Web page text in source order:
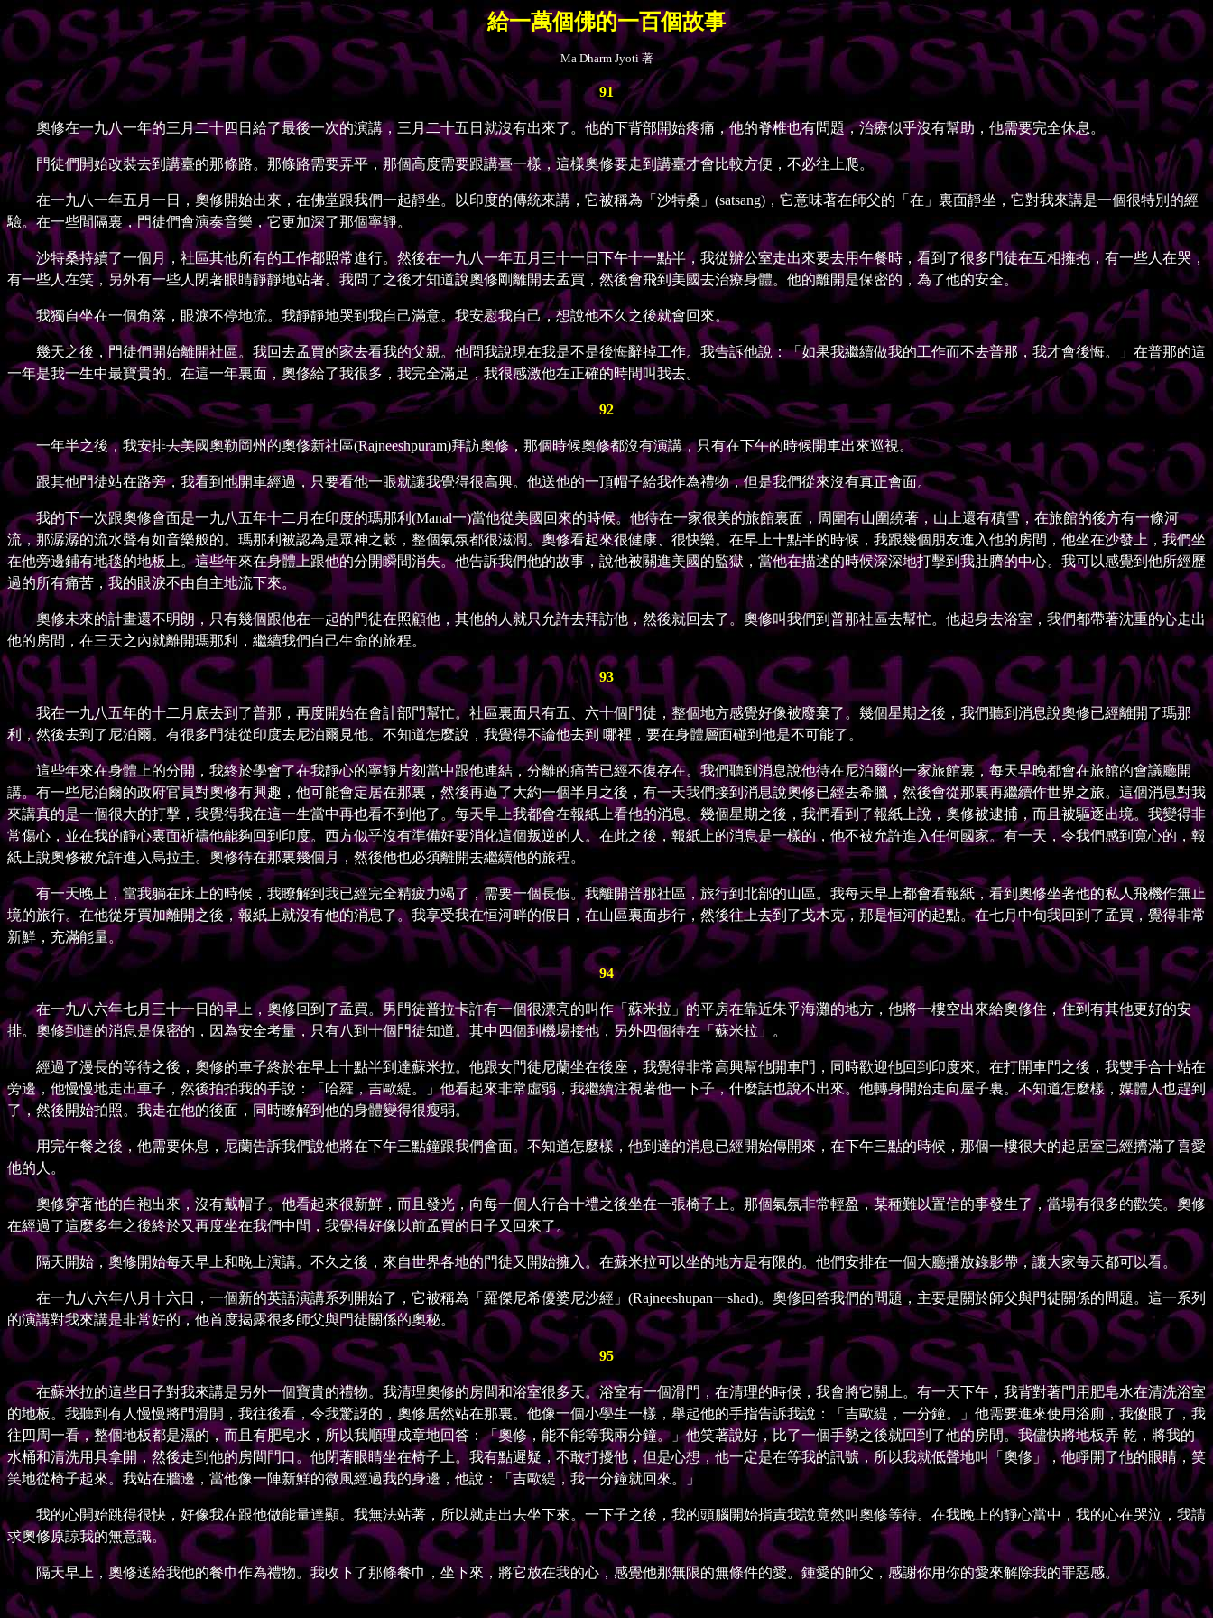
給一萬個佛的一百個故事
Ma Dharm Jyoti 著
91
奧修在一九八一年的三月二十四日給了最後一次的演講，三月二十五日就沒有出來了。他的下背部開始疼痛，他的脊椎也有問題，治療似乎沒有幫助，他需要完全休息。
門徒們開始改裝去到講臺的那條路。那條路需要弄平，那個高度需要跟講臺一樣，這樣奧修要走到講臺才會比較方便，不必往上爬。
在一九八一年五月一日，奧修開始出來，在佛堂跟我們一起靜坐。以印度的傳統來講，它被稱為「沙特桑」(satsang)，它意味著在師父的「在」裏面靜坐，它對我來講是一個很特別的經
驗。在一些間隔裏，門徒們會演奏音樂，它更加深了那個寧靜。
沙特桑持續了一個月，社區其他所有的工作都照常進行。然後在一九八一年五月三十一日下午十一點半，我從辦公室走出來要去用午餐時，看到了很多門徒在互相擁抱，有一些人在哭，
有一些人在笑，另外有一些人閉著眼睛靜靜地站著。我問了之後才知道說奧修剛離開去孟買，然後會飛到美國去治療身體。他的離開是保密的，為了他的安全。
我獨自坐在一個角落，眼淚不停地流。我靜靜地哭到我自己滿意。我安慰我自己，想說他不久之後就會回來。
幾天之後，門徒們開始離開社區。我回去孟買的家去看我的父親。他問我說現在我是不是後悔辭掉工作。我告訴他說：「如果我繼續做我的工作而不去普那，我才會後悔。」在普那的這
一年是我一生中最寶貴的。在這一年裏面，奧修給了我很多，我完全滿足，我很感激他在正確的時間叫我去。
92
一年半之後，我安排去美國奧勒岡州的奧修新社區(Rajneeshpuram)拜訪奧修，那個時候奧修都沒有演講，只有在下午的時候開車出來巡視。
跟其他門徒站在路旁，我看到他開車經過，只要看他一眼就讓我覺得很高興。他送他的一頂帽子給我作為禮物，但是我們從來沒有真正會面。
我的下一次跟奧修會面是一九八五年十二月在印度的瑪那利(Manal一)當他從美國回來的時候。他待在一家很美的旅館裏面，周圍有山圍繞著，山上還有積雪，在旅館的後方有一條河
流，那潺潺的流水聲有如音樂般的。瑪那利被認為是眾神之穀，整個氣氛都很滋潤。奧修看起來很健康、很快樂。在早上十點半的時候，我跟幾個朋友進入他的房間，他坐在沙發上，我們坐
在他旁邊鋪有地毯的地板上。這些年來在身體上跟他的分開瞬間消失。他告訴我們他的故事，說他被關進美國的監獄，當他在描述的時候深深地打擊到我肚臍的中心。我可以感覺到他所經歷
過的所有痛苦，我的眼淚不由自主地流下來。
奧修未來的計畫還不明朗，只有幾個跟他在一起的門徒在照顧他，其他的人就只允許去拜訪他，然後就回去了。奧修叫我們到普那社區去幫忙。他起身去浴室，我們都帶著沈重的心走出
他的房間，在三天之內就離開瑪那利，繼續我們自己生命的旅程。
93
我在一九八五年的十二月底去到了普那，再度開始在會計部門幫忙。社區裏面只有五、六十個門徒，整個地方感覺好像被廢棄了。幾個星期之後，我們聽到消息說奧修已經離開了瑪那
利，然後去到了尼泊爾。有很多門徒從印度去尼泊爾見他。不知道怎麼說，我覺得不論他去到 哪裡，要在身體層面碰到他是不可能了。
這些年來在身體上的分開，我終於學會了在我靜心的寧靜片刻當中跟他連結，分離的痛苦已經不復存在。我們聽到消息說他待在尼泊爾的一家旅館裏，每天早晚都會在旅館的會議廳開
講。有一些尼泊爾的政府官員對奧修有興趣，他可能會定居在那裏，然後再過了大約一個半月之後，有一天我們接到消息說奧修已經去希臘，然後會從那裏再繼續作世界之旅。這個消息對我
來講真的是一個很大的打擊，我覺得我在這一生當中再也看不到他了。每天早上我都會在報紙上看他的消息。幾個星期之後，我們看到了報紙上說，奧修被逮捕，而且被驅逐出境。我變得非
常傷心，並在我的靜心裏面祈禱他能夠回到印度。西方似乎沒有準備好要消化這個叛逆的人。在此之後，報紙上的消息是一樣的，他不被允許進入任何國家。有一天，令我們感到寬心的，報
紙上說奧修被允許進入烏拉圭。奧修待在那裏幾個月，然後他也必須離開去繼續他的旅程。
有一天晚上，當我躺在床上的時候，我瞭解到我已經完全精疲力竭了，需要一個長假。我離開普那社區，旅行到北部的山區。我每天早上都會看報紙，看到奧修坐著他的私人飛機作無止
境的旅行。在他從牙買加離開之後，報紙上就沒有他的消息了。我享受我在恒河畔的假日，在山區裏面步行，然後往上去到了戈木克，那是恒河的起點。在七月中旬我回到了孟買，覺得非常
新鮮，充滿能量。
94
在一九八六年七月三十一日的早上，奧修回到了孟買。男門徒普拉卡許有一個很漂亮的叫作「蘇米拉」的平房在靠近朱乎海灘的地方，他將一樓空出來給奧修住，住到有其他更好的安
排。奧修到達的消息是保密的，因為安全考量，只有八到十個門徒知道。其中四個到機場接他，另外四個待在「蘇米拉」。
經過了漫長的等待之後，奧修的車子終於在早上十點半到達蘇米拉。他跟女門徒尼蘭坐在後座，我覺得非常高興幫他開車門，同時歡迎他回到印度來。在打開車門之後，我雙手合十站在
旁邊，他慢慢地走出車子，然後拍拍我的手說：「哈羅，吉歐緹。」他看起來非常虛弱，我繼續注視著他一下子，什麼話也說不出來。他轉身開始走向屋子裏。不知道怎麼樣，媒體人也趕到
了，然後開始拍照。我走在他的後面，同時瞭解到他的身體變得很瘦弱。
用完午餐之後，他需要休息，尼蘭告訴我們說他將在下午三點鐘跟我們會面。不知道怎麼樣，他到達的消息已經開始傳開來，在下午三點的時候，那個一樓很大的起居室已經擠滿了喜愛
他的人。
奧修穿著他的白袍出來，沒有戴帽子。他看起來很新鮮，而且發光，向每一個人行合十禮之後坐在一張椅子上。那個氣氛非常輕盈，某種難以置信的事發生了，當場有很多的歡笑。奧修
在經過了這麼多年之後終於又再度坐在我們中間，我覺得好像以前孟買的日子又回來了。
隔天開始，奧修開始每天早上和晚上演講。不久之後，來自世界各地的門徒又開始擁入。在蘇米拉可以坐的地方是有限的。他們安排在一個大廳播放錄影帶，讓大家每天都可以看。
在一九八六年八月十六日，一個新的英語演講系列開始了，它被稱為「羅傑尼希優婆尼沙經」(Rajneeshupan一shad)。奧修回答我們的問題，主要是關於師父與門徒關係的問題。這一系列
的演講對我來講是非常好的，他首度揭露很多師父與門徒關係的奧秘。
95
在蘇米拉的這些日子對我來講是另外一個寶貴的禮物。我清理奧修的房間和浴室很多天。浴室有一個滑門，在清理的時候，我會將它關上。有一天下午，我背對著門用肥皂水在清洗浴室
的地板。我聽到有人慢慢將門滑開，我往後看，令我驚訝的，奧修居然站在那裏。他像一個小學生一樣，舉起他的手指告訴我說：「吉歐緹，一分鐘。」他需要進來使用浴廁，我傻眼了，我
往四周一看，整個地板都是濕的，而且有肥皂水，所以我順理成章地回答：「奧修，能不能等我兩分鐘。」他笑著說好，比了一個手勢之後就回到了他的房間。我儘快將地板弄 乾，將我的
水桶和清洗用具拿開，然後走到他的房間門口。他閉著眼睛坐在椅子上。我有點遲疑，不敢打擾他，但是心想，他一定是在等我的訊號，所以我就低聲地叫「奧修」，他睜開了他的眼睛，笑
笑地從椅子起來。我站在牆邊，當他像一陣新鮮的微風經過我的身邊，他說：「吉歐緹，我一分鐘就回來。」
我的心開始跳得很快，好像我在跟他做能量達顯。我無法站著，所以就走出去坐下來。一下子之後，我的頭腦開始指責我說竟然叫奧修等待。在我晚上的靜心當中，我的心在哭泣，我請
求奧修原諒我的無意識。
隔天早上，奧修送給我他的餐巾作為禮物。我收下了那條餐巾，坐下來，將它放在我的心，感覺他那無限的無條件的愛。鍾愛的師父，感謝你用你的愛來解除我的罪惡感。